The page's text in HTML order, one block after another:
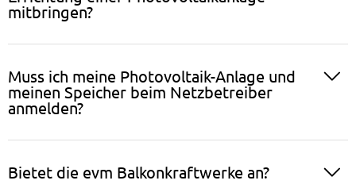
mitbringen?
Muss ich meine Photovoltaik-Anlage und
meinen Speicher beim Netzbetreiber
anmelden?
Bietet die evm Balkonkraftwerke an?